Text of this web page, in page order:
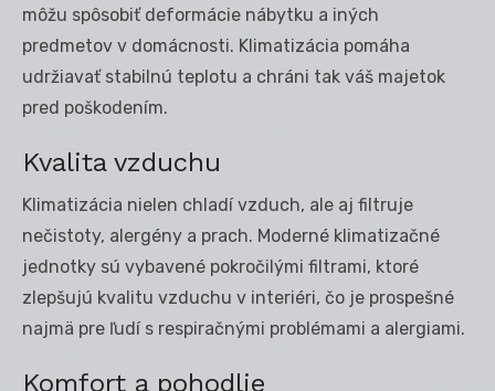
môžu spôsobiť deformácie nábytku a iných
predmetov v domácnosti. Klimatizácia pomáha
udržiavať stabilnú teplotu a chráni tak váš majetok
pred poškodením.
Kvalita vzduchu
Klimatizácia nielen chladí vzduch, ale aj filtruje
nečistoty, alergény a prach. Moderné klimatizačné
jednotky sú vybavené pokročilými filtrami, ktoré
zlepšujú kvalitu vzduchu v interiéri, čo je prospešné
najmä pre ľudí s respiračnými problémami a alergiami.
Komfort a pohodlie